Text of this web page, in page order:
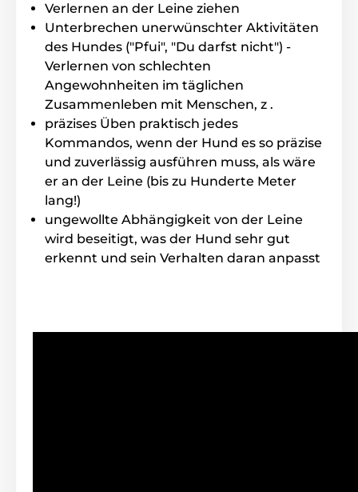
Display
Num Axes Canicom 1500 PRO hat ein
hochweriges beleuchtetes Display
können tags und nachts trainieren.
Sämtliche Anzeiger- Art der Korrektion, Intensität der
Impulse und Stand der Batterie.
Halsbandlänge
Länge des Halsbandesist von 20 bis 65 cm
Verlernen an der Leine ziehen
Unterbrechen unerwünschter Aktivitäten
des Hundes ("Pfui", "Du darfst nicht") -
Verlernen von schlechten
Angewohnheiten im täglichen
Zusammenleben mit Menschen, z .
präzises Üben praktisch jedes
Kommandos, wenn der Hund es so präzise
und zuverlässig ausführen muss, als wäre
er an der Leine (bis zu Hunderte Meter
lang!)
ungewollte Abhängigkeit von der Leine
wird beseitigt, was der Hund sehr gut
erkennt und sein Verhalten daran anpasst